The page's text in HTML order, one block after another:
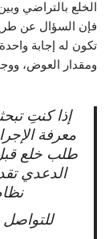
الخلع بالتراضي
فإن السؤال عن
تكون له إجابة
ومقدار العوض،
إذا كنتِ
معرفة
طلب خلع
الدعدي